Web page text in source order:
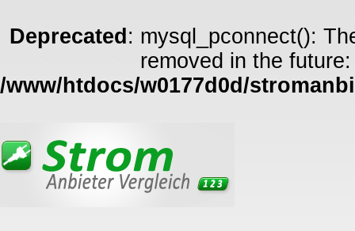
Deprecated : mysql_pconnect():
removed in the
/www/htdocs/w0177d0d/